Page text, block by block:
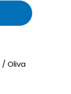
/ Oliva